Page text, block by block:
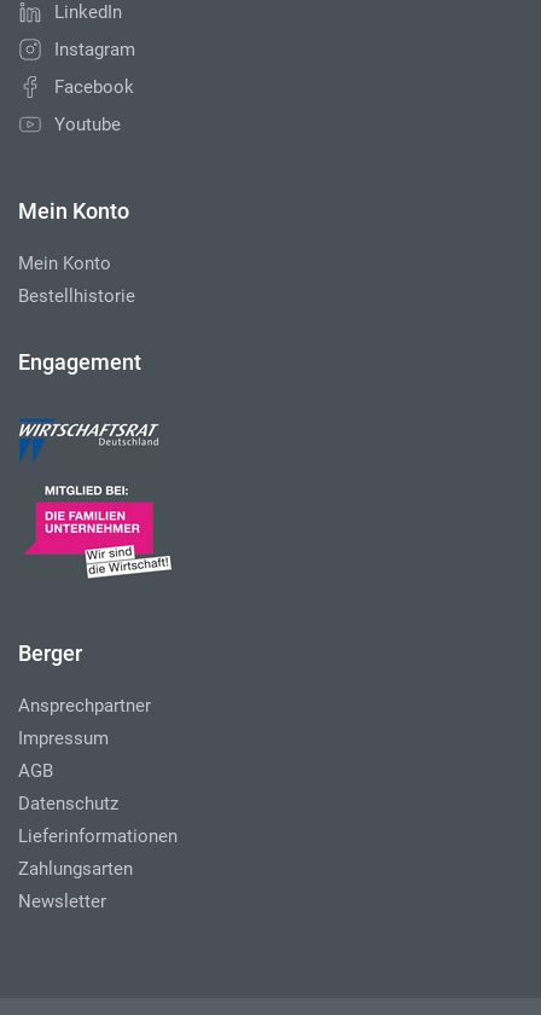
LinkedIn
Instagram
Facebook
Youtube
Mein Konto
Mein Konto
Bestellhistorie
Engagement
Berger
Ansprechpartner
Impressum
AGB
Datenschutz
Lieferinformationen
Zahlungsarten
Newsletter